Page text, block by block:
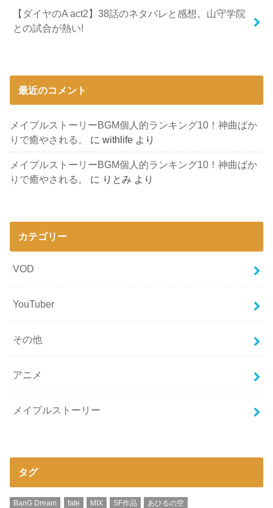
【ダイヤのA act2】38話のネタバレと感想。山守学院
との試合が熱い!
最近のコメント
メイプルストーリーBGM個人的ランキング10！神曲ばか
りで癒やされる。
にwithlife より
メイプルストーリーBGM個人的ランキング10！神曲ばか
りで癒やされる。
に りとみ より
カテゴリー
VOD
YouTuber
その他
アニメ
メイプルストーリー
タグ
BanG Dream fate MIX SF作品
あひるの空